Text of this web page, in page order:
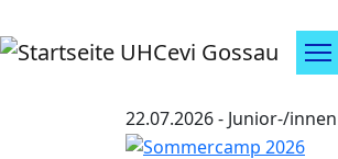
UHCevi Gossau
22.07.2026- Junior-/innen